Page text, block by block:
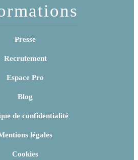
Presse
Recrutement
Espace Pro
Blog
de confidentialité
légales
Cookies